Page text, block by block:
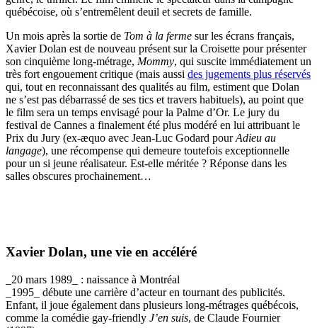
québécoise, où s’entremêlent deuil et secrets de famille.
Un mois après la sortie de Tom à la ferme sur les écrans français,
Xavier Dolan est de nouveau présent sur la Croisette pour présenter
son cinquième long-métrage, Mommy, qui suscite immédiatement un
très fort engouement critique (mais aussi des jugements plus réservés
qui, tout en reconnaissant des qualités au film, estiment que Dolan
ne s’est pas débarrassé de ses tics et travers habituels), au point que
le film sera un temps envisagé pour la Palme d’Or. Le jury du
festival de Cannes a finalement été plus modéré en lui attribuant le
Prix du Jury (ex-æquo avec Jean-Luc Godard pourAdieu au
langage), une récompense qui demeure toutefois exceptionnelle
pour un si jeune réalisateur. Est-elle méritée ? Réponse dans les
salles obscures prochainement…
Xavier Dolan, une vie en accéléré
_20 mars 1989_ : naissance à Montréal
_1995_ débute une carrière d’acteur en tournant des publicités.
Enfant, il joue également dans plusieurs long-métrages québécois,
comme la comédie gay-friendly J’en suis, de Claude Fournier